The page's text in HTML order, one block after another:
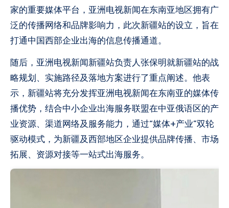
家的重要媒体平台，亚洲电视新闻在东南亚地区拥有广
泛的传播网络和品牌影响力，此次新疆站的设立，旨在
打通中国西部企业出海的信息传播通道。
随后，亚洲电视新闻新疆站负责人张保明就新疆站的战
略规划、实施路径及落地方案进行了重点阐述。他表
示，新疆站将充分发挥亚洲电视新闻在东南亚的媒体传
播优势，结合中小企业出海服务联盟在中亚俄语区的产
业资源、渠道网络及服务能力，通过“媒体+产业”双轮
驱动模式，为新疆及西部地区企业提供品牌传播、市场
拓展、资源对接等一站式出海服务。